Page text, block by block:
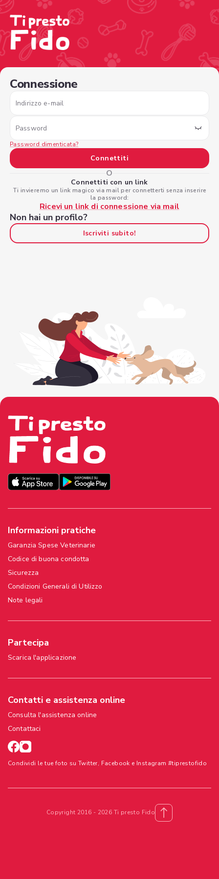
Connessione
Indirizzo e-mail
Password
Password dimenticata?
Connettiti
O
Connettiti con un link
Ti invieremo un link magico via mail per connetterti senza inserire
la password:
Ricevi un link di connessione via mail
Non hai un profilo?
Iscriviti subito!
Informazioni pratiche
Garanzia Spese Veterinarie
Codice di buona condotta
Sicurezza
Condizioni Generali di Utilizzo
Note legali
Partecipa
Scarica l'applicazione
Contatti e assistenza online
Consulta l'assistenza online
Contattaci
Condividi le tue foto su Twitter, Facebook e Instagram #tiprestofido
Copyright 2016 - 2026 Ti presto Fido
/sign-in?nextPage=%2Fview-profile%2F7bc05ede-3678-